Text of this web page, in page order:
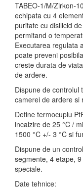
TABEO-1/M/Zirkon-
echipata cu 4
puritate cu disilicid
permitand o
Executarea regulata
poate preveni
creste durata de
de ardere.
Dispune de controlul
camerei de ardere si
Detine termocuplu
incalzire de 25 °C /
1500 °C +/- 3 °C si
Dispune de un
segmente, 4 etape,
speciale.
Date tehnice: